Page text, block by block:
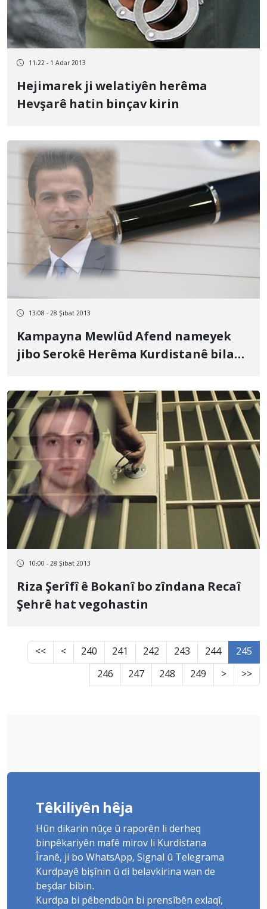
11:22 - 1 Adar 2013
Hejimarek ji welatiyên herêma
Hevşarê hatin binçav kirin
13:08 - 28 Şibat 2013
Kampayna Mewlûd Afend nameyek
jibo Serokê Herêma Kurdistanê bilav
10:00 - 28 Şibat 2013
Riza Şerîfî ê Bokanî bo zîndana Recaî
Şehrê hat vegohastin
<< < 240 241 242 243 244
245
246
247 248 249 > >>
Têkiliyên hêja
Hûn dikarin nûçe û raporên li derheq
binpêkariyên mafê mirov li Kurdistana
Îranê, ji bo WhatsApp, Signal û Telegrama
Kurdpayê bişînin û di belavkirina wan de
beşdar bibin.
Kurdpa bi pêbendbûn bi prensîbên exlaqî,